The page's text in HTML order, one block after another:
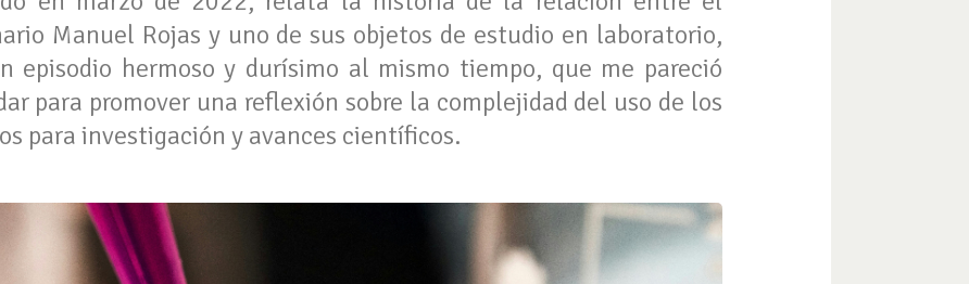
Manuel Rojas y uno de sus objetos de estudio en laboratorio,
episodio hermoso y durísimo al mismo tiempo, que me pareció
para promover una reflexión sobre la complejidad del uso de los
para investigación y avances científicos.